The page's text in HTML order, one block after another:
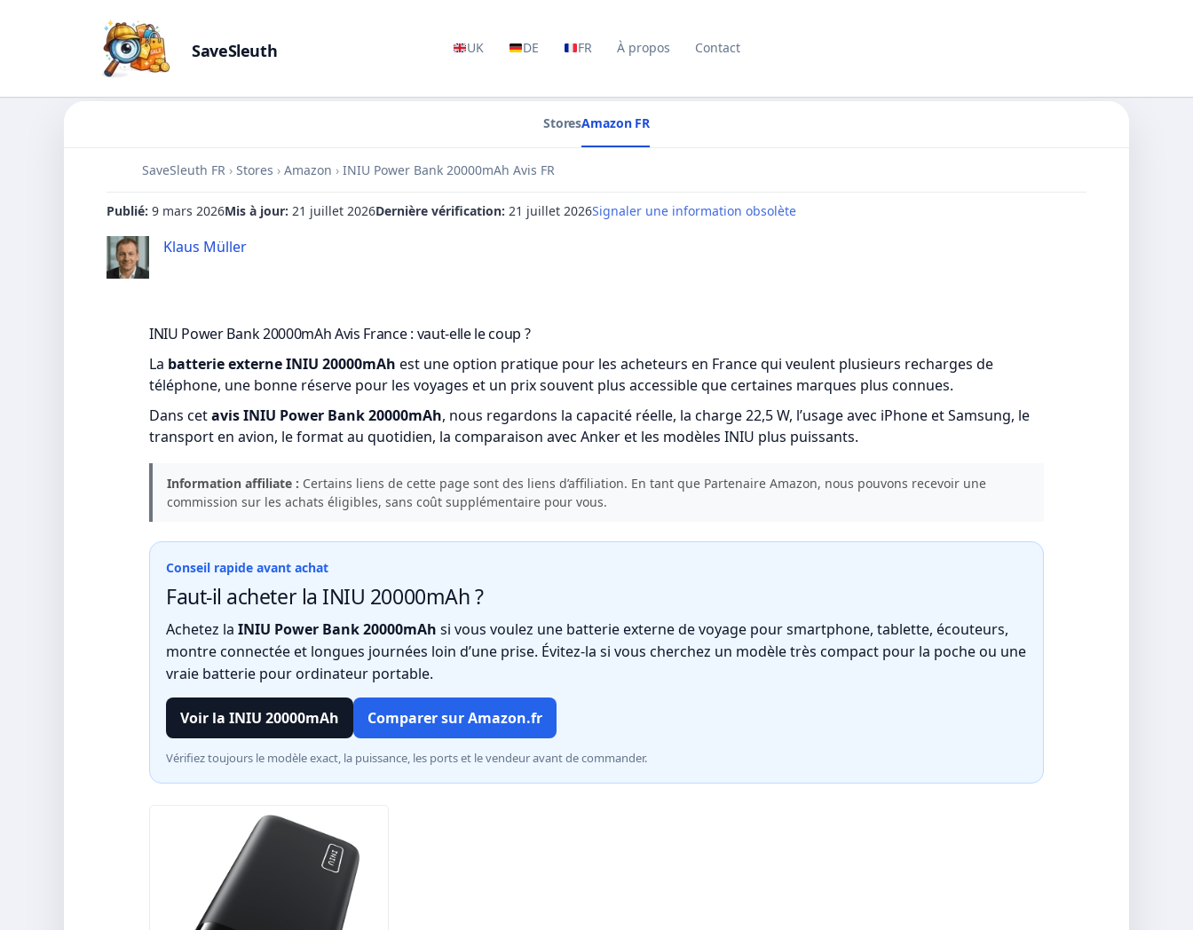
SaveSleuth UK DE FR À propos Contact
StoresAmazon FR
SaveSleuth FR › Stores › Amazon › INIU Power Bank 20000mAh Avis FR
Publié: 9 mars 2026Mis à jour: 21 juillet 2026Dernière vérification: 21 juillet 2026Signaler une information obsolète
Klaus Müller
INIU Power Bank 20000mAh Avis France : vaut-elle le coup ?
La batterie externe INIU 20000mAh est une option pratique pour les acheteurs en France qui veulent plusieurs recharges de
téléphone, une bonne réserve pour les voyages et un prix souvent plus accessible que certaines marques plus connues.
Dans cetavis INIU Power Bank 20000mAh, nous regardons la capacité réelle, la charge 22,5 W, l’usage avec iPhone et Samsung, le
transport en avion, le format au quotidien, la comparaison avec Anker et les modèles INIU plus puissants.
Information affiliate : Certains liens de cette page sont des liens d’affiliation. En tant que Partenaire Amazon, nous pouvons recevoir une
commission sur les achats éligibles, sans coût supplémentaire pour vous.
Conseil rapide avant achat
Faut-il acheter la INIU 20000mAh ?
Achetez la INIU Power Bank 20000mAh si vous voulez une batterie externe de voyage pour smartphone, tablette, écouteurs,
montre connectée et longues journées loin d’une prise. Évitez-la si vous cherchez un modèle très compact pour la poche ou une
vraie batterie pour ordinateur portable.
Voir la INIU 20000mAh Comparer sur Amazon.fr
Vérifiez toujours le modèle exact, la puissance, les ports et le vendeur avant de commander.